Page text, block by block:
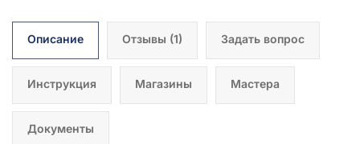
Описание Отзывы (1) Задать вопрос
Инструкция Магазины Мастера
Документы